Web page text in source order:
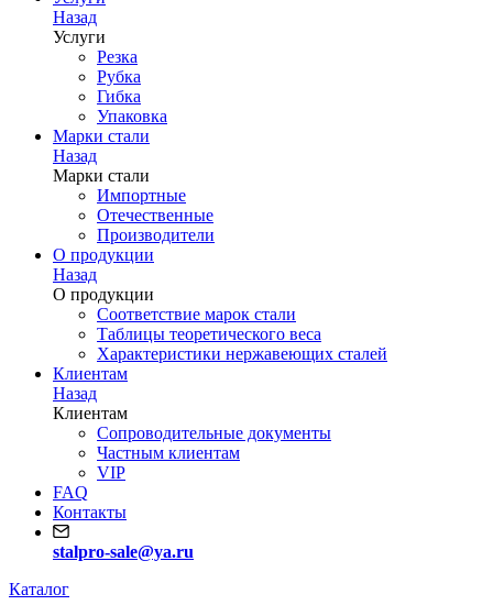
Назад
Услуги
Резка
Рубка
Гибка
Упаковка
Марки стали
Назад
Марки стали
Импортные
Отечественные
Производители
О продукции
Назад
О продукции
Соответствие марок стали
Таблицы теоретического веса
Характеристики нержавеющих сталей
Клиентам
Назад
Клиентам
Сопроводительные документы
Частным клиентам
VIP
FAQ
Контакты
stalpro-sale@ya.ru
Каталог